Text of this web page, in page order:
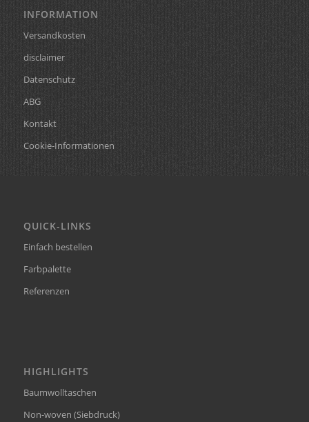
INFORMATION
Versandkosten
disclaimer
Datenschutz
ABG
Kontakt
Cookie-Informationen
QUICK-LINKS
Einfach bestellen
Farbpalette
Referenzen
HIGHLIGHTS
Baumwolltaschen
Non-woven (Siebdruck)